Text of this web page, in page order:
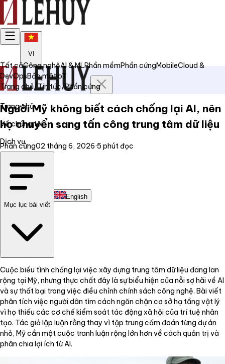
VI
Trang chủ
Về chúng tôi
Dịch vụ
Liên hệ
English
Tất cảCông nghệAI & MLPhần mềmPhần cứngMobileCloud &
DevOpsBảo mậtIoT
Trang chủ/Tin tức/Phần cứng
Người Mỹ không biết cách chống lại AI, nên
họ chuyển sang tấn công trung tâm dữ liệu
Phần cứng02 tháng 6, 2026·5 phút đọc
Mục lục bài viết
Cuộc biểu tình chống lại việc xây dựng trung tâm dữ liệu đang lan
rộng tại Mỹ, nhưng thực chất đây là sự biểu hiện của nỗi sợ hãi về AI
và sự thất bại trong việc điều chỉnh chính sách công nghệ. Bài viết
phân tích việc người dân tìm cách ngăn chặn cơ sở hạ tầng vật lý
vì họ thiếu các cơ chế kiểm soát tác động xã hội của trí tuệ nhân
tạo. Tác giả lập luận rằng thay vì tập trung cấm đoán từng dự án
nhỏ, Mỹ cần một cuộc tranh luận rộng lớn hơn về cách quản trị và
phân chia lợi ích từ AI.